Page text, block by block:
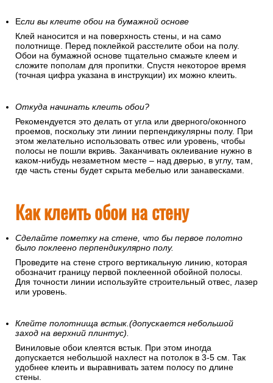
Если вы клеите обои на бумажной основе
Клей наносится и на поверхность стены, и на само
полотнище. Перед поклейкой расстелите обои на полу.
Обои на бумажной основе тщательно смажьте клеем и
сложите пополам для пропитки. Спустя некоторое время
(точная цифра указана в инструкции) их можно клеить.
Откуда начинать клеить обои?
Рекомендуется это делать от угла или дверного/оконного
проемов, поскольку эти линии перпендикулярны полу. При
этом желательно использовать отвес или уровень, чтобы
полосы не пошли вкривь. Заканчивать оклеивание нужно в
каком-нибудь незаметном месте – над дверью, в углу, там,
где часть стены будет скрыта мебелью или занавесками.
Как клеить обои на стену
Сделайте пометку на стене, что бы первое полотно
было поклеено перпендикулярно полу.
Проведите на стене строго вертикальную линию, которая
обозначит границу первой поклеенной обойной полосы.
Для точности линии используйте строительный отвес, лазер
или уровень.
Клейте полотнища встык.(допускается небольшой
заход на верхний плинтус).
Виниловые обои клеятся встык. При этом иногда
допускается небольшой нахлест на потолок в 3-5 см. Так
удобнее клеить и выравнивать затем полосу по длине
стены.